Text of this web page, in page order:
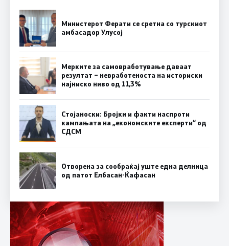
Министерот Ферати се сретна со турскиот
амбасадор Улусој
Мерките за самовработување даваат
резултат – невработеноста на историски
најниско ниво од 11,3%
Стојаноски: Бројки и факти наспроти
кампањата на „економските експерти“ од
СДСM
Отворена за сообраќај уште една делница
од патот Елбасан-Ќафасан